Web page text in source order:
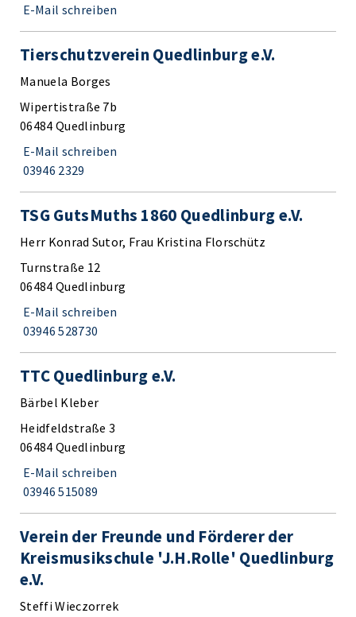
E-Mail schreiben
Tierschutzverein Quedlinburg e.V.
Manuela Borges
Wipertistraße 7b
06484 Quedlinburg
E-Mail schreiben
03946 2329
TSG GutsMuths 1860 Quedlinburg e.V.
Herr Konrad Sutor, Frau Kristina Florschütz
Turnstraße 12
06484 Quedlinburg
E-Mail schreiben
03946 528730
TTC Quedlinburg e.V.
Bärbel Kleber
Heidfeldstraße 3
06484 Quedlinburg
E-Mail schreiben
03946 515089
Verein der Freunde und Förderer der
Kreismusikschule 'J.H.Rolle' Quedlinburg
e.V.
Steffi Wieczorrek